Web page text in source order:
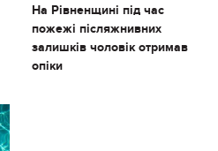
На Рівненщині під час
пожежі післяжнивних
залишків чоловік отримав
опіки